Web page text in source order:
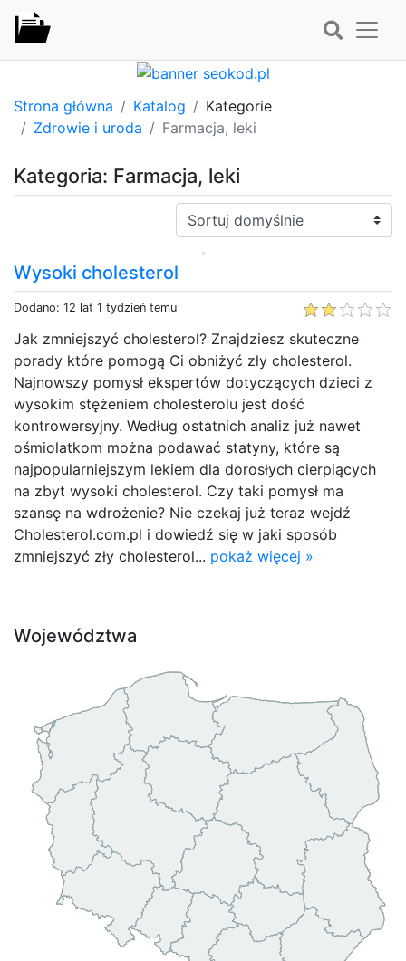
Strona główna Katalog
Kategorie
Zdrowie i uroda
Farmacja, leki
Kategoria: Farmacja, leki
Sortuj:
Wysoki cholesterol
Dodano: 12 lat 1 tydzień temu
Jak zmniejszyć cholesterol? Znajdziesz skuteczne
porady które pomogą Ci obniżyć zły cholesterol.
Najnowszy pomysł ekspertów dotyczących dzieci z
wysokim stężeniem cholesterolu jest dość
kontrowersyjny. Według ostatnich analiz już nawet
ośmiolatkom można podawać statyny, które są
najpopularniejszym lekiem dla dorosłych cierpiących
na zbyt wysoki cholesterol. Czy taki pomysł ma
szansę na wdrożenie? Nie czekaj już teraz wejdź
Cholesterol.com.pl i dowiedź się w jaki sposób
zmniejszyć zły cholesterol... pokaż więcej »
Województwa